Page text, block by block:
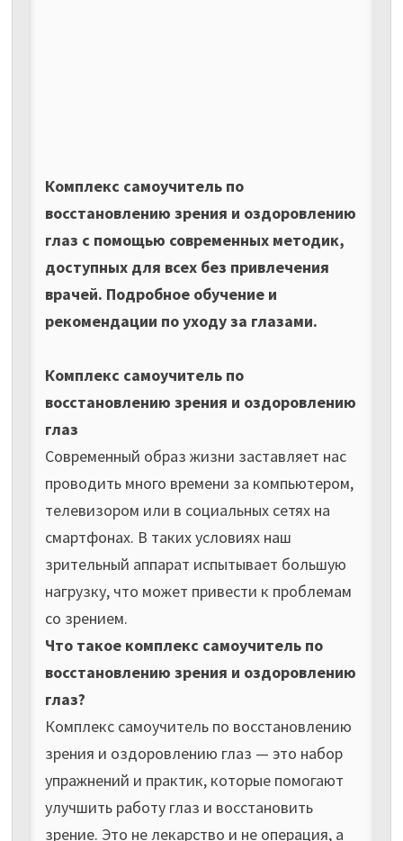
Комплекс самоучитель по
восстановлению зрения и оздоровлению
глаз с помощью современных методик,
доступных для всех без привлечения
врачей. Подробное обучение и
рекомендации по уходу за глазами.
Комплекс самоучитель по
восстановлению зрения и оздоровлению
глаз
Современный образ жизни заставляет нас
проводить много времени за компьютером,
телевизором или в социальных сетях на
смартфонах. В таких условиях наш
зрительный аппарат испытывает большую
нагрузку, что может привести к проблемам
со зрением.
Что такое комплекс самоучитель по
восстановлению зрения и оздоровлению
глаз?
Комплекс самоучитель по восстановлению
зрения и оздоровлению глаз — это набор
упражнений и практик, которые помогают
улучшить работу глаз и восстановить
зрение. Это не лекарство и не операция, а